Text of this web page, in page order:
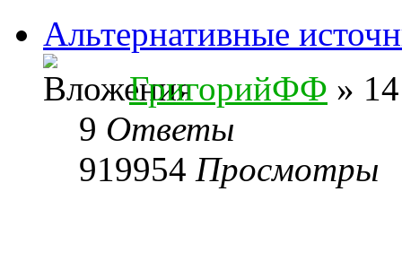
Альтернативные
ГригорийФФ »
9 Ответы
919954 Просмотры